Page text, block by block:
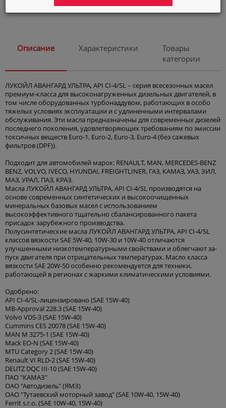
Автокосметика
Элемент не найден
Описание Характеристики
Товары
категории
ЛУКОЙЛ АВАНГАРД УЛЬТРА, API CI-4/SL – серия всесезонных масел
премиум-класса для высоконагруженных дизельных двигателей, в
том числе оборудованных турбонаддувом, работающих в особо
тяжелых условиях эксплуатации и с удлиненными интервалами
обслуживания. Эти масла предназначены для современных дизелей
последнего поколения, удовлетворяющих требованиям по эмиссии
токсичных веществ Euro-1, Euro-2, Euro-3, Euro-4 (без сажевых
фильтров (DPF)).
Подходит для автомобилей марок: RENAULT, MAN, MERCEDES-BENZ
BENZ, VOLVO, IVECO, HYUNDAI, FREIGHTLINER, ГАЗ, КАМАЗ, УАЗ, ЗИЛ,
МАЗ, УРАЛ, ПАЗ, КРАЗ.
Масла ЛУКОЙЛ АВАНГАРД УЛЬТРА, API CI-4/SL производятся на
основе современных синтетических и высокоочищенных
минеральных базовых масел с использованием
высокоэффективного тщательно сбалансированного пакета
присадок зарубежного производства.
Полусинтетические масла ЛУКОЙЛ АВАНГАРД УЛЬТРА, API CI-4/SL
классов вязкости SAE 5W-40, 10W-30 и 10W-40 отличаются
улучшенными низкотемпературными свойствами и облегчают за-
пуск двигателя при отрицательных температурах. Масло класса
вязкости SAE 20W-50 особенно рекомендуется для техники,
работающей в регионах с жаркими климатическими условиями.
Одобрено:
API CI-4/SL-лицензировано (SAE 15W-40)
MB-Approval 228.3 (SAE 15W-40)
Volvo VDS-3 (SAE 15W-40)
Cummins CES 20078 (SAE 15W-40)
MAN M 3275-1 (SAE 15W-40)
Mack EO-N (SAE 15W-40)
MTU Category 2 (SAE 15W-40)
Renault VI RLD-2 (SAE 15W-40)
DEUTZ DQC III-10 (SAE 15W-40)
ПАО "КАМАЗ"
ОАО "Автодизель" (ЯМЗ)
ОАО "Тутаевский моторный завод" (SAE 10W-40, 15W-40)
Ferrit s.r.o. (SAE 10W-40, 15W-40)